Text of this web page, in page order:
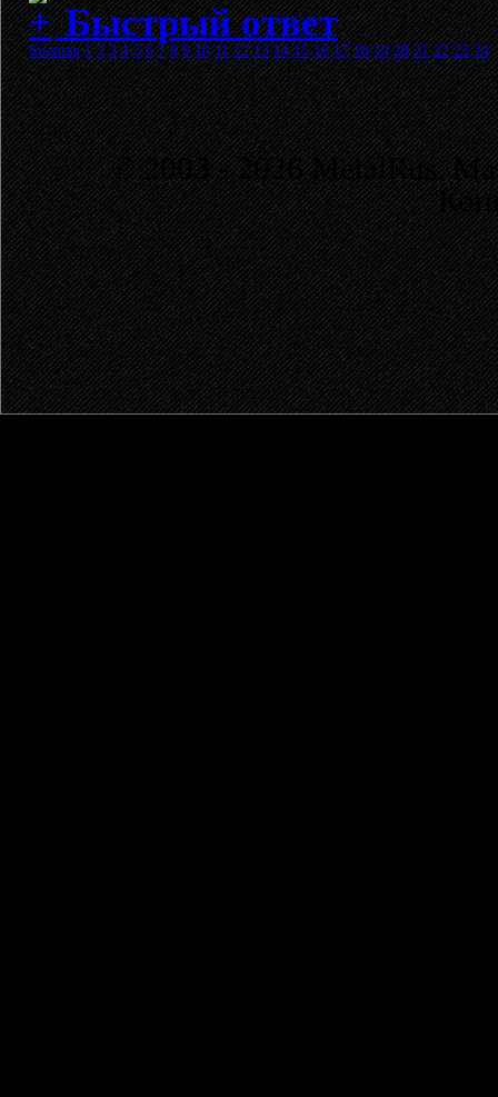
Быстрый ответ
Sitemap 1 2 3 4 5 6 7 8 9 10 11 12 13 14 15 16 17 18 19 20 21 22 23 24
© 2003 - 2026 MetalRus.